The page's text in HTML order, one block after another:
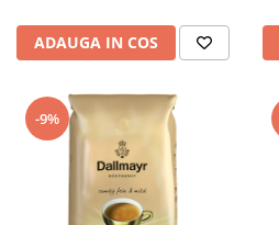
ADAUGA IN COS
-9%